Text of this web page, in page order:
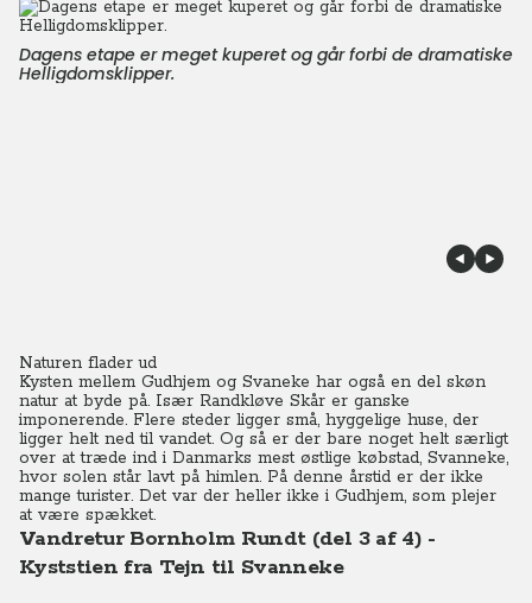
Dagens etape er meget kuperet og går forbi de dramatiske
Helligdomsklipper.
Naturen flader ud
Kysten mellem Gudhjem og Svaneke har også en del skøn
natur at byde på. Især Randkløve Skår er ganske
imponerende. Flere steder ligger små, hyggelige huse, der
ligger helt ned til vandet. Og så er der bare noget helt særligt
over at træde ind i Danmarks mest østlige købstad, Svanneke,
hvor solen står lavt på himlen. På denne årstid er der ikke
mange turister. Det var der heller ikke i Gudhjem, som plejer
at være spækket.
Vandretur Bornholm Rundt (del 3 af 4) -
Kyststien fra Tejn til Svanneke